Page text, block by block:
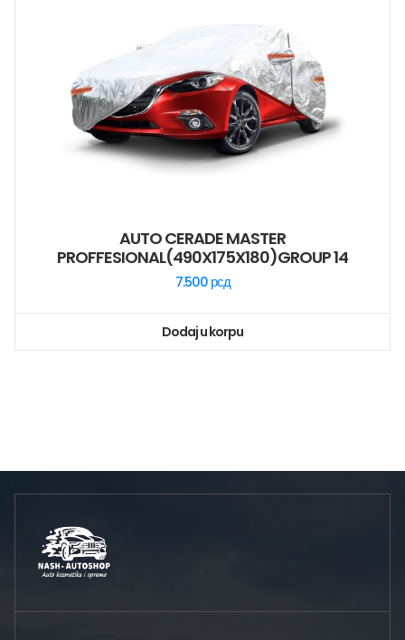
AUTO CERADE MASTER
PROFFESIONAL(490X175X180)GROUP 14
7.500 рсд
Dodaj u korpu